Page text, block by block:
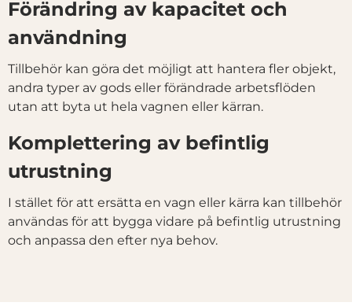
Tillåt alla
Tillåt urval
Förändring av kapacitet och
användning
Tillbehör kan göra det möjligt att hantera fler objekt,
andra typer av gods eller förändrade arbetsflöden
utan att byta ut hela vagnen eller kärran.
Komplettering av befintlig
utrustning
I stället för att ersätta en vagn eller kärra kan tillbehör
användas för att bygga vidare på befintlig utrustning
och anpassa den efter nya behov.